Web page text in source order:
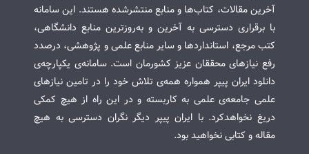
آخرین مقالات، کتاب‌ها و منابع منتشرشده هستند. این سامانه
با برقراری دسترسی به آخرین و به‌روزترین منابع دانشگاهی،
کتب مرجع، استانداردها و سایر منابع علمی و پژوهشی، درصدد
رفع نیازهای محققان عزیز کشورمان است. سامانه‌ی یکپارچه‌ی
دانلود ایران پیپر همواره همه‌ی تلاش خود را در تامین نیازهای
علمی جامعه‌ی علمی به کاربسته و در این راه از هیچ کمکی
دریغ نخواهدکرد. با ایران پیپر دیگر نگران دسترسی به هیچ
مقاله و کتابی نخواهید بود.